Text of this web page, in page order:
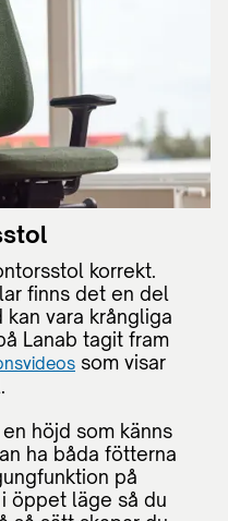
korrekt.
finns det en del
vara krångliga
Lanab tagit fram
som visar
höjd som känns
ha båda fötterna
på
öppet läge så du